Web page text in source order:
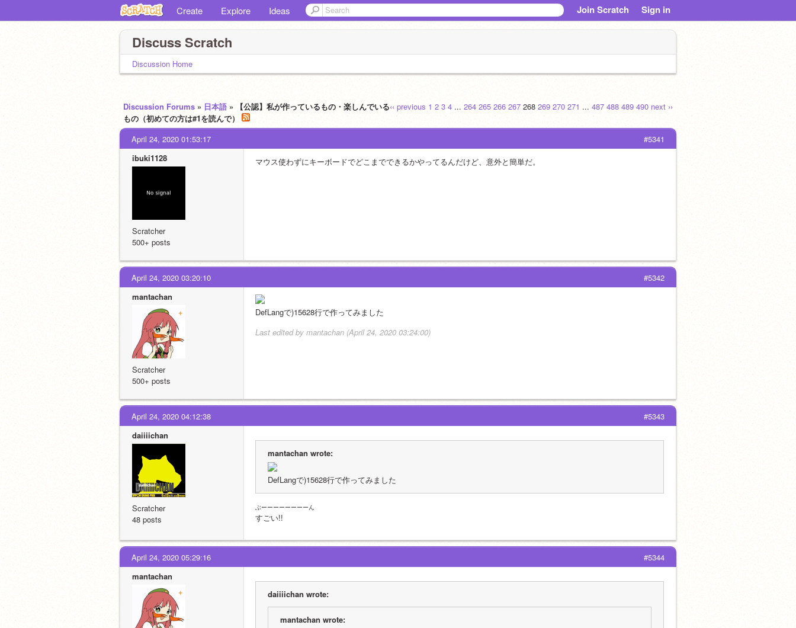
Create Explore Ideas Join Scratch Sign in
Discuss Scratch
Discussion Home
‹‹ previous 1 2 3 4 ... 264 265 266 267 268 269 270 271 ... 487 488 489 490 next ››
Discussion Forums » 日本語 » 【公認】私が作っているもの・楽しんでいる
もの（初めての方は#1を読んで）
#5341
April 24, 2020 01:53:17
ibuki1128
Scratcher
500+ posts
マウス使わずにキーボードでどこまでできるかやってるんだけど、意外と簡単だ。
#5342
April 24, 2020 03:20:10
mantachan
Scratcher
500+ posts
DefLangで)15628行で作ってみました
Last edited by mantachan (April 24, 2020 03:24:00)
#5343
April 24, 2020 04:12:38
daiiiichan
Scratcher
48 posts
mantachan wrote:
DefLangで)15628行で作ってみました
ぶーーーーーーーーん
すごい!!
#5344
April 24, 2020 05:29:16
mantachan
daiiiichan wrote:
mantachan wrote: